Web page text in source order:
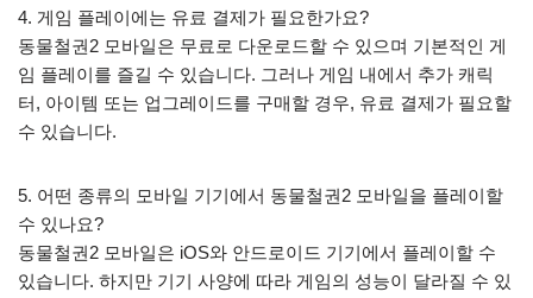
4. 게임 플레이에는 유료 결제가 필요한가요?
동물철권2 모바일은 무료로 다운로드할 수 있으며 기본적인 게
임 플레이를 즐길 수 있습니다. 그러나 게임 내에서 추가 캐릭
터, 아이템 또는 업그레이드를 구매할 경우, 유료 결제가 필요할
수 있습니다.
5. 어떤 종류의 모바일 기기에서 동물철권2 모바일을 플레이할
수 있나요?
동물철권2 모바일은 iOS와 안드로이드 기기에서 플레이할 수
있습니다. 하지만 기기 사양에 따라 게임의 성능이 달라질 수 있